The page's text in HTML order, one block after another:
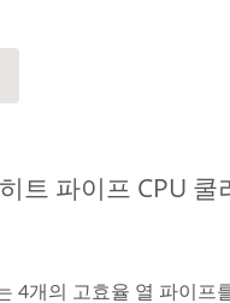
트 파이프 CPU 쿨
4개의 고효율 열 파이프